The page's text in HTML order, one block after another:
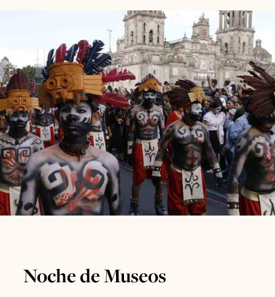
Noche de Museos